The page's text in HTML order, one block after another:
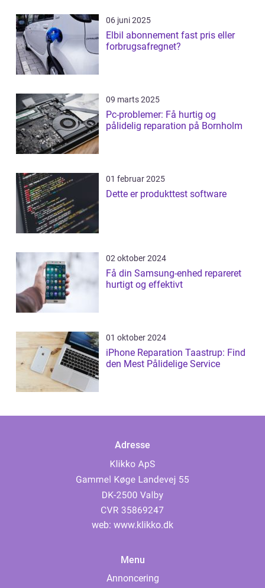
06 juni 2025
Elbil abonnement fast pris eller
forbrugsafregnet?
09 marts 2025
Pc-problemer: Få hurtig og
pålidelig reparation på Bornholm
01 februar 2025
Dette er produkttest software
02 oktober 2024
Få din Samsung-enhed repareret
hurtigt og effektivt
01 oktober 2024
iPhone Reparation Taastrup: Find
den Mest Pålidelige Service
Adresse
web: www.klikko.dk
Menu
Annoncering